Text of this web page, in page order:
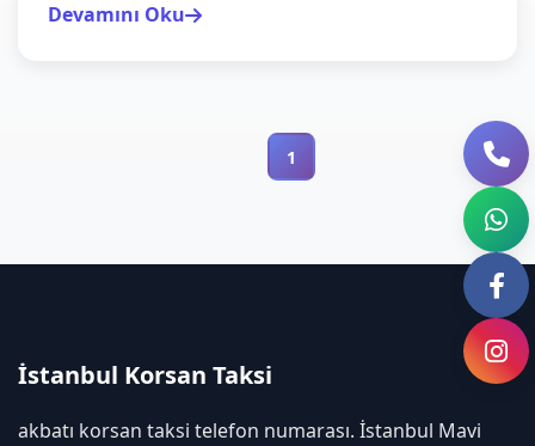
Devamını Oku
1
İstanbul Korsan Taksi
akbatı korsan taksi telefon numarası. İstanbul Mavi